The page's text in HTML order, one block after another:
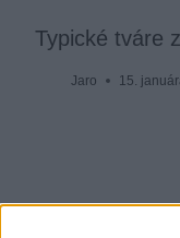
Typické tváre
Jaro 15.